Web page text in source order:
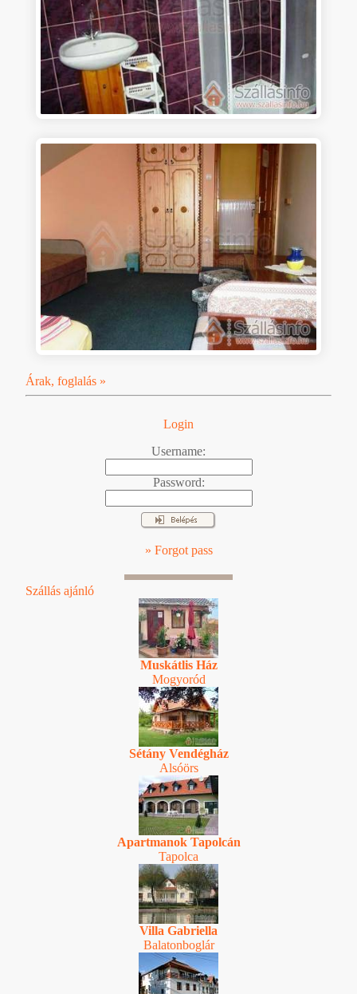
Árak, foglalás »
Login
Username:
Password:
» Forgot pass
Szállás ajánló
Muskátlis Ház
Mogyoród
Sétány Vendégház
Alsóörs
Apartmanok Tapolcán
Tapolca
Villa Gabriella
Balatonboglár